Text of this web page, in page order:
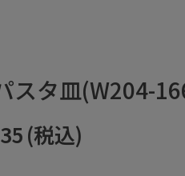
スタ皿(W204-
(税込)